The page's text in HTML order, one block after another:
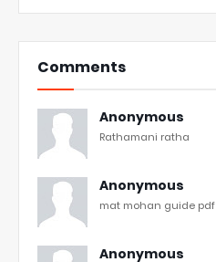
Comments
Anonymous
Rathamani ratha
Anonymous
mat mohan guide pdf
Anonymous